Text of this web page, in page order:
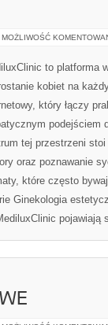
MOŻLIWOŚĆ
to platforma
kobiet na
który łączy
podejściem
tej przestrzeni
oraz poznawanie
które często
Ginekologia